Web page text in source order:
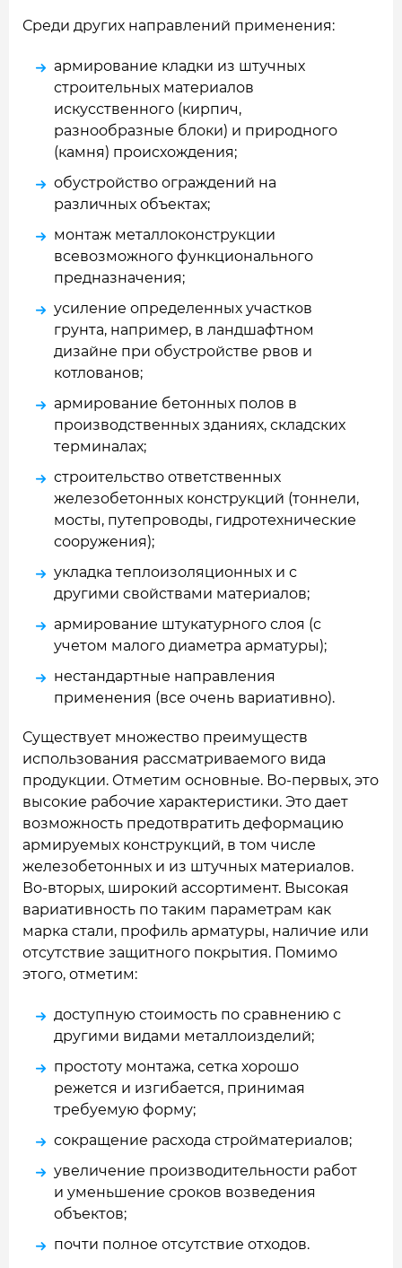
Среди других направлений применения:
армирование кладки из штучных
строительных материалов
искусственного (кирпич,
разнообразные блоки) и природного
(камня) происхождения;
обустройство ограждений на
различных объектах;
монтаж металлоконструкции
всевозможного функционального
предназначения;
усиление определенных участков
грунта, например, в ландшафтном
дизайне при обустройстве рвов и
котлованов;
армирование бетонных полов в
производственных зданиях, складских
терминалах;
строительство ответственных
железобетонных конструкций (тоннели,
мосты, путепроводы, гидротехнические
сооружения);
укладка теплоизоляционных и с
другими свойствами материалов;
армирование штукатурного слоя (с
учетом малого диаметра арматуры);
нестандартные направления
применения (все очень вариативно).
Существует множество преимуществ
использования рассматриваемого вида
продукции. Отметим основные. Во-первых, это
высокие рабочие характеристики. Это дает
возможность предотвратить деформацию
армируемых конструкций, в том числе
железобетонных и из штучных материалов.
Во-вторых, широкий ассортимент. Высокая
вариативность по таким параметрам как
марка стали, профиль арматуры, наличие или
отсутствие защитного покрытия. Помимо
этого, отметим:
доступную стоимость по сравнению с
другими видами металлоизделий;
простоту монтажа, сетка хорошо
режется и изгибается, принимая
требуемую форму;
сокращение расхода стройматериалов;
увеличение производительности работ
и уменьшение сроков возведения
объектов;
почти полное отсутствие отходов.